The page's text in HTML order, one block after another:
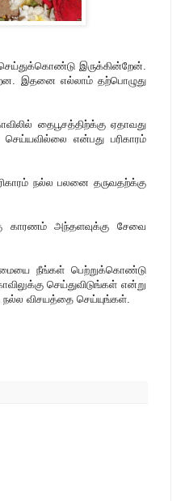
இருக்கின்றேன்.
இதனை எல்லாம் தற்பொழுது
தைபூசத்திற்க்கு ஏதாவது
என்பது பரிகாரம்
நல்ல பலனை தருவதற்க்கு
காரணம் அந்தளவுக்கு சேவை
நீங்கள் பெற்றுக்கொண்டு
செய்துவிடுங்கள் என்று
விசயத்தை செய்யுங்கள்.